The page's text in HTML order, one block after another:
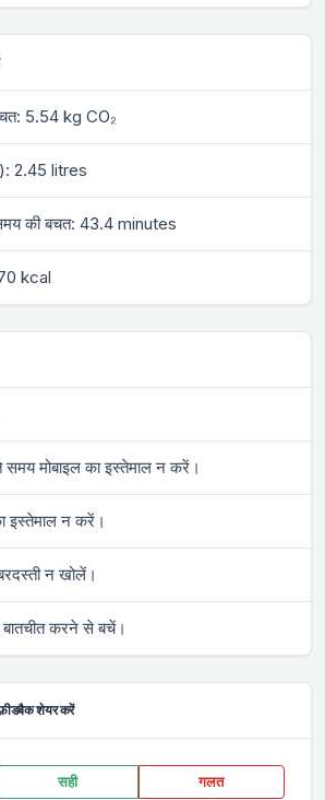
5.54 kg CO₂
2.45 litres
की बचत: 43.4 minutes
kcal
समय मोबाइल का इस्तेमाल न करें।
इस्तेमाल न करें।
न खोलें।
करने से बचें।
शेयर करें
सही गलत